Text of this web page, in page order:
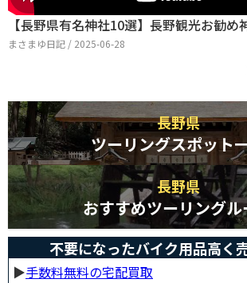
【長野県有名神社10選】長野観光お勧め
まさまゆ日記 / 2025-06-28
長野県
ツーリングスポット
長野県
おすすめツーリングル
不要になったバイク用品高く
▶︎手数料無料の宅配買取